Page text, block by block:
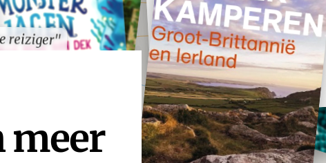
reiziger"
reiziger"
meer